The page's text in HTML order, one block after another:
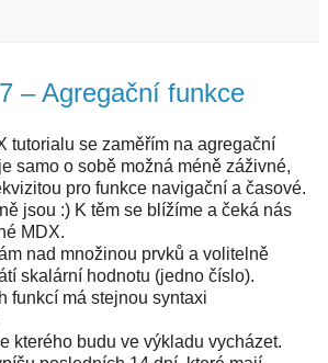
– Agregační funkce
tutorialu se zaměřím na agregační
samo o sobě možná méně záživné,
pro funkce navigační a časové.
jsou :) K těm se blížíme a čeká nás
MDX.
nad množinou prvků a volitelně
skalární hodnotu (jedno číslo).
funkcí má stejnou syntaxi
kterého budu ve výkladu vycházet.